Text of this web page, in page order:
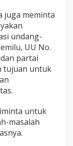
juga meminta
undang-
UU No.
partai
tujuan untuk
untuk
masalah